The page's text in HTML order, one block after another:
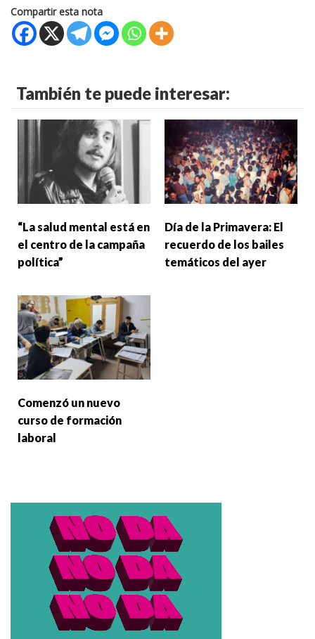
Compartir esta nota
También te puede interesar:
“La salud mental está en
el centro de la campaña
política”
Día de la Primavera: El
recuerdo de los bailes
temáticos del ayer
Comenzó un nuevo
curso de formación
laboral